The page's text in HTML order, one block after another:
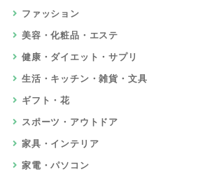
ファッション
美容・化粧品・エステ
健康・ダイエット・サプリ
生活・キッチン・雑貨・文具
ギフト・花
スポーツ・アウトドア
家具・インテリア
家電・パソコン